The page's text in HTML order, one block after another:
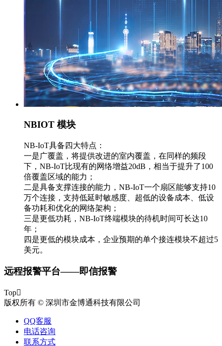
NBIOT 模块
NB-IoT具备四大特点：
一是广覆盖，将提供改进的室内覆盖，在同样的频段
下，NB-IoT比现有的网络增益20dB，相当于提升了100
倍覆盖区域的能力；
二是具备支撑连接的能力，NB-IoT一个扇区能够支持10
万个连接，支持低延时敏感度、超低的设备成本、低设
备功耗和优化的网络架构；
三是更低功耗，NB-IoT终端模块的待机时间可长达10
年；
四是更低的模块成本，企业预期的单个接连模块不超过5
美元。
远程报警平台——即信报警
Top
版权所有 © 深圳市金博通科技有限公司
QQ客服
电话咨询
联系方式